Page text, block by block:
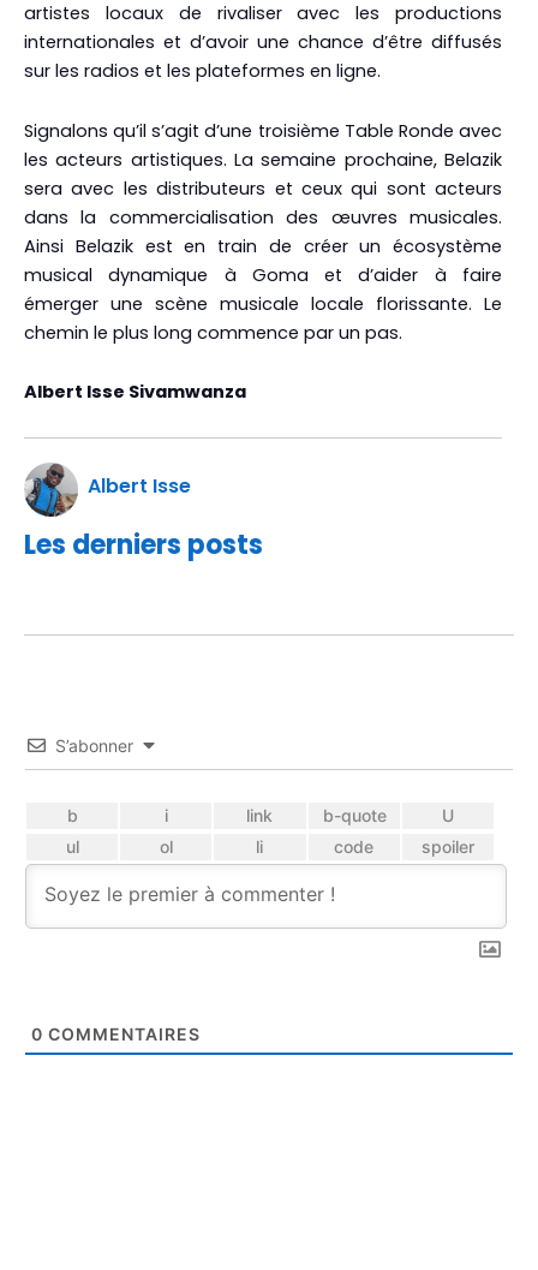
artistes locaux de rivaliser avec les productions
internationales et d’avoir une chance d’être diffusés
sur les radios et les plateformes en ligne.
Signalons qu’il s’agit d’une troisième Table Ronde avec
les acteurs artistiques. La semaine prochaine, Belazik
sera avec les distributeurs et ceux qui sont acteurs
dans la commercialisation des œuvres musicales.
Ainsi Belazik est en train de créer un écosystème
musical dynamique à Goma et d’aider à faire
émerger une scène musicale locale florissante. Le
chemin le plus long commence par un pas.
Albert Isse Sivamwanza
Albert Isse
Les derniers posts
S’abonner
0 COMMENTAIRES